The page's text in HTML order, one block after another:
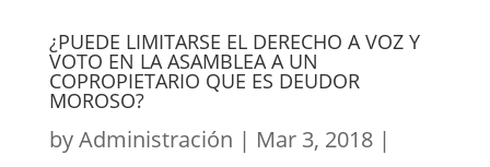
¿PUEDE LIMITARSE EL DERECHO A VOZ Y
VOTO EN LA ASAMBLEA A UN
COPROPIETARIO QUE ES DEUDOR
MOROSO?
byAdministración | Mar 3, 2018|